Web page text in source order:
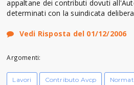
appaltane dei contributi dovuti
determinati con la suindicata
Vedi Risposta del 01/12/2006
Argomenti:
Lavori Contributo Avcp